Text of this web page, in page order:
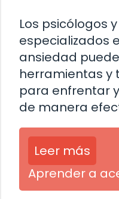
Los psicólogos
especializados
ansiedad
herramientas y
para enfrentar
de manera
Leer más
Aprender a